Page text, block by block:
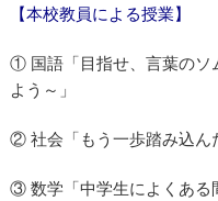
【本校教員による授業】
① 国語「目指せ、言葉のソ
よう～」
② 社会「もう一歩踏み込ん
③ 数学「中学生によくある